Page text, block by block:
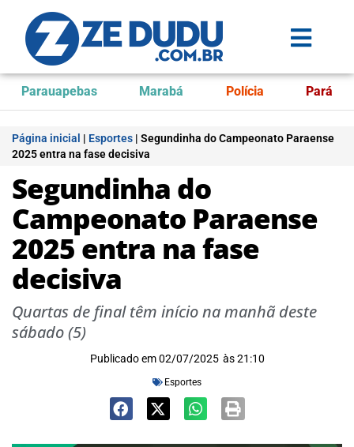
Parauapebas Marabá Polícia Pará
Página inicial | Esportes | Segundinha do Campeonato Paraense
2025 entra na fase decisiva
Segundinha do
Campeonato Paraense
2025 entra na fase
decisiva
Quartas de final têm início na manhã deste
sábado (5)
Publicado em 02/07/2025 às 21:10
Esportes